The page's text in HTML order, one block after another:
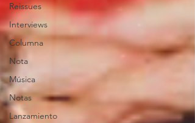
Reissues
Interviews
Columna
Nota
Música
Notas
Lanzamiento